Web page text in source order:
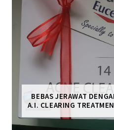
BEBAS JERAWAT
A.I. CLEARING